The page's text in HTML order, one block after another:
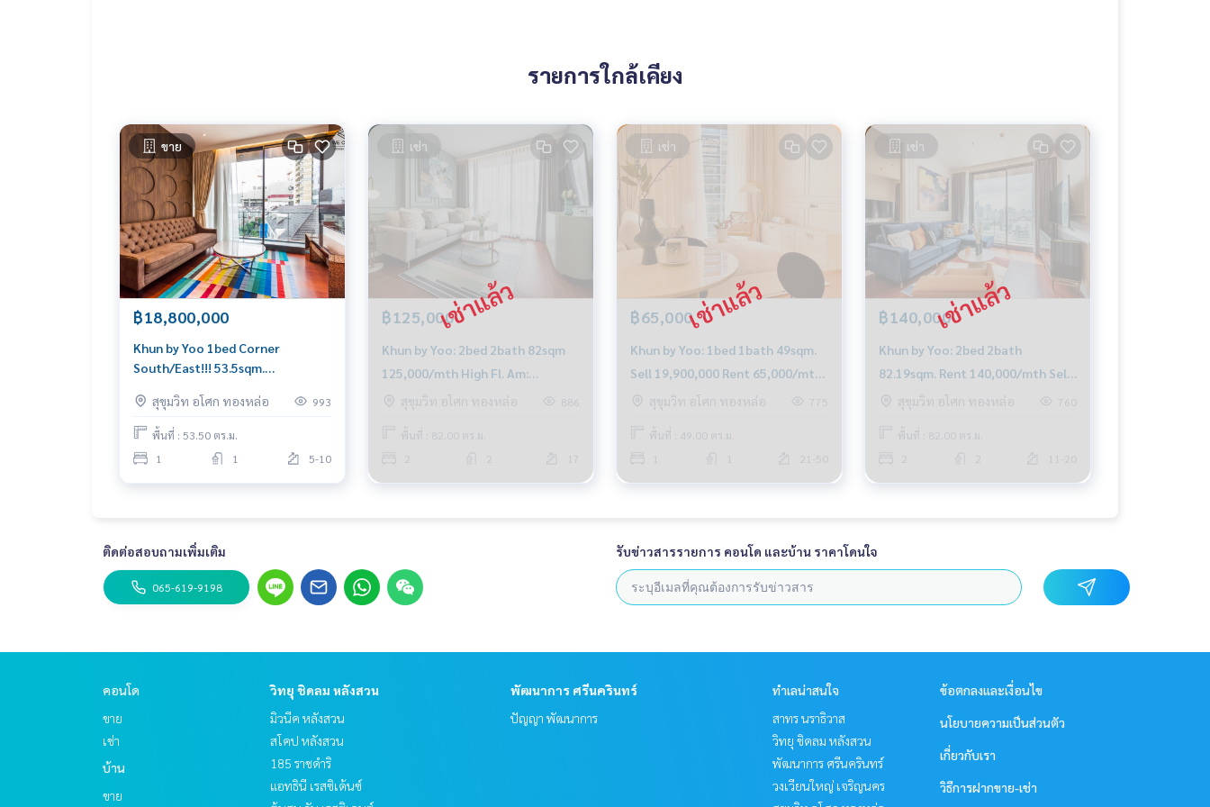
รายการใกล้เคียง
ขาย
฿18,800,000
Khun by Yoo 1bed Corner
South/East!!! 53.5sqm.
สุขุมวิท อโศก ทองหล่อ
993
พื้นที่ : 53.50 ตร.ม.
1
1 5-10
เช่า
฿125,000
Khun by Yoo: 2bed 2bath 82sqm
125,000/mth High Fl. Am:
0656199198
สุขุมวิท อโศก ทองหล่อ 886
พื้นที่ : 82.00 ตร.ม.
17
เช่า
฿65,000
Khun by Yoo: 1bed 1bath 49sqm.
Sell 19,900,000 Rent 65,000/mth
Am: 0656199198
สุขุมวิท อโศก ทองหล่อ 775
พื้นที่ : 49.00 ตร.ม.
21-50
เช่า
฿140,000
Khun by Yoo: 2bed 2bath
82.19sqm. Rent 140,000/mth Sell
34,900,000 Am: 0656199198
สุขุมวิท อโศก ทองหล่อ 760
พื้นที่ : 82.00 ตร.ม.
11-20
ติดต่อสอบถามเพิ่มเติม
065-619-9198
รับข่าวสารรายการ คอนโด และบ้าน ราคาโดนใจ
คอนโด
ขาย
เช่า
บ้าน
ขาย
วิทยุ ชิดลม หลังสวน
มิวนีค หลังสวน
สโคป หลังสวน
185 ราชดำริ
แอทธินี เรสซิเด้นซ์
พัฒนาการ ศรีนครินทร์
ปัญญา พัฒนาการ
ทำเลน่าสนใจ
สาทร นราธิวาส
วิทยุ ชิดลม หลังสวน
พัฒนาการ ศรีนครินทร์
วงเวียนใหญ่ เจริญนคร
ข้อตกลงและเงื่อนไข
นโยบายความเป็นส่วนตัว
เกี่ยวกับเรา
วิธีการฝากขาย-เช่า